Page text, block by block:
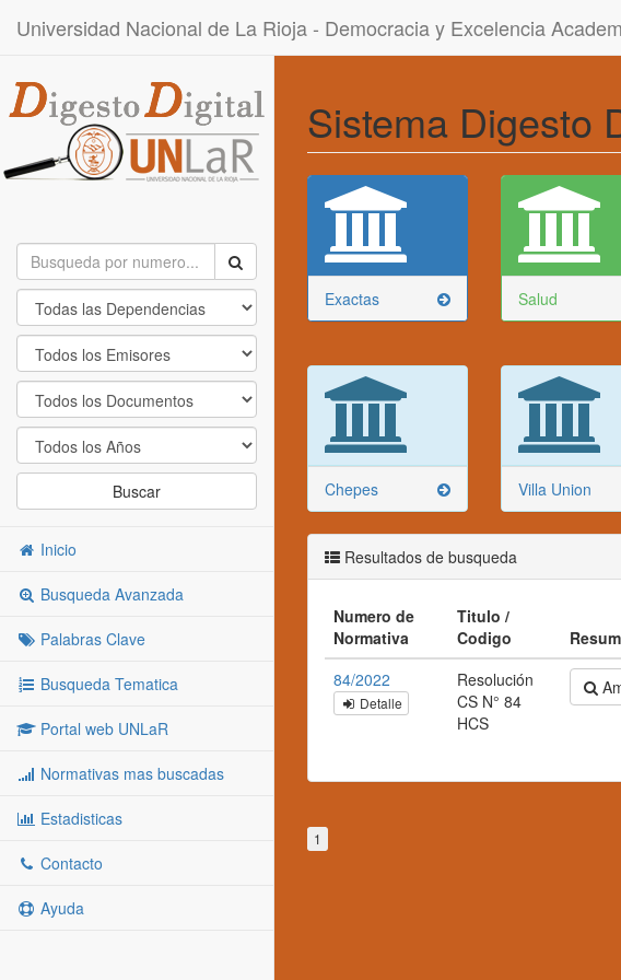
Universidad Nacional de La Rioja - Democracia y Excelencia
Buscar
Inicio
Busqueda Avanzada
Palabras Clave
Busqueda Tematica
Portal web UNLaR
Normativas mas buscadas
Estadisticas
Contacto
Ayuda
Sistema Digesto
Exactas Salud
Chepes Villa Union
Resultados de busqueda
Numero de
Normativa
Titulo /
Codigo
84/2022
Detalle
Resolución
CS N° 84
HCS
1